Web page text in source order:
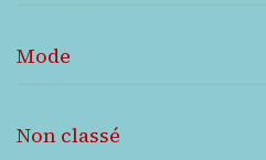
Mode
Non classé